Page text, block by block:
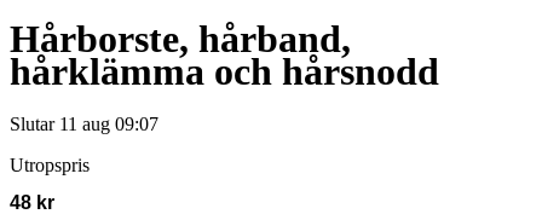
Hårborste, hårband,
hårklämma och hårsnodd
Slutar 11 aug 09:07
Utropspris
48 kr